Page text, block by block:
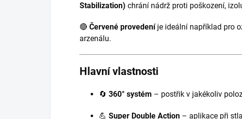
Stabilization) chrání nádrž proti poškození,
🔴 Červené provedeníje ideální například pro
arzenálu.
Hlavní vlastnosti
🔄 360° systém – postřik v jakékoliv
💪 Super Double Action – aplikace při